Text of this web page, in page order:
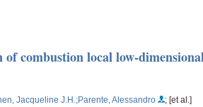
combustion local low-
Jacqueline J.H. ;Parente, Alessandro
; [et al.]